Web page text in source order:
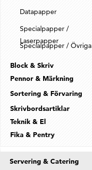
Datapapper
Specialpapper /
Laserpapper
Specialpapper / Övriga
Block & Skriv
Pennor & Märkning
Sortering & Förvaring
Skrivbordsartiklar
Teknik & El
Fika & Pentry
Servering & Catering